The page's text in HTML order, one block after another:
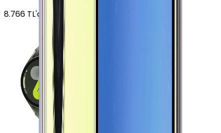
8.766 TL'den başlayan fiyatlar